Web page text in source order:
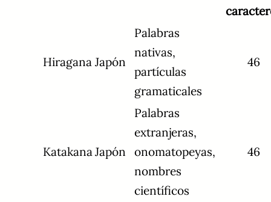
Hiragana Japón
Palabras
nativas,
partículas
gramaticales
46
KatakanaJapón
Palabras
extranjeras,
onomatopeyas,
nombres
científicos
46